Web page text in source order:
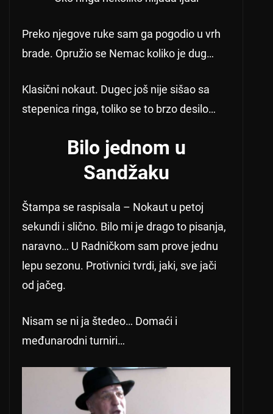
Preko njegove ruke sam ga pogodio u vrh
brade. Opružio se Nemac koliko je dug…
Klasični nokaut. Dugec još nije sišao sa
stepenica ringa, toliko se to brzo desilo…
Bilo jednom u
Sandžaku
Štampa se raspisala – Nokaut u petoj
sekundi i slično. Bilo mi je drago to pisanja,
naravno… U Radničkom sam prove jednu
lepu sezonu. Protivnici tvrdi, jaki, sve jači
od jačeg.
Nisam se ni ja štedeo… Domaći i
međunarodni turniri…